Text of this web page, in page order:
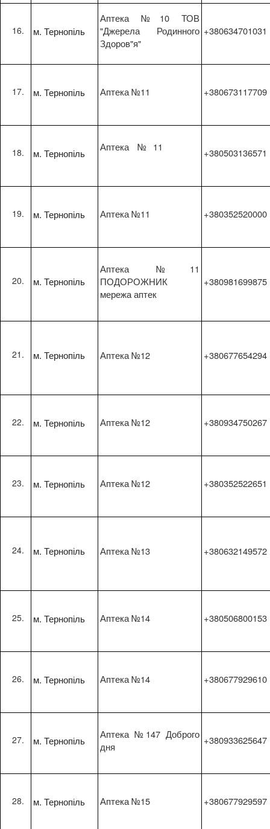
м. Тернопіль
Аптека №10 ТОВ
"Джерела Родинного
Здоров"я"
+380634701031
м. Тернопіль Аптека №11 +380673117709
м. Тернопіль Аптека №11 +380503136571
м. Тернопіль Аптека №11 +380352520000
м. Тернопіль
Аптека №11
ПОДОРОЖНИК
мережа аптек
+380981699875
м. Тернопіль Аптека №12 +380677654294
м. Тернопіль Аптека №12 +380934750267
м. Тернопіль Аптека №12 +380352522651
м. Тернопіль Аптека №13 +380632149572
м. Тернопіль Аптека №14 +380506800153
м. Тернопіль Аптека №14 +380677929610
м. Тернопіль
Аптека №147 Доброго
дня
+380933625647
м. Тернопіль Аптека №15 +380677929597